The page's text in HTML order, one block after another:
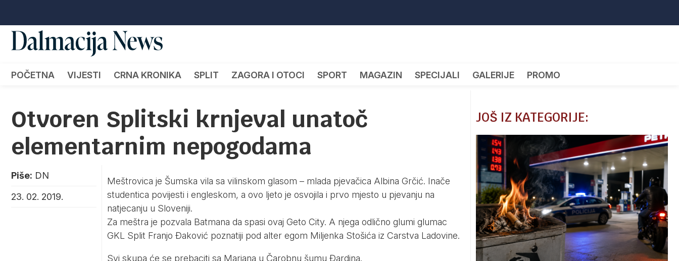
POČETNA VIJESTI CRNA KRONIKA SPLIT ZAGORA I OTOCI SPORT MAGAZIN SPECIJALI GALERIJE PROMO
Otvoren Splitski krnjeval unatoč
elementarnim nepogodama
Piše: DN
23. 02. 2019.
Meštrovica je Šumska vila sa vilinskom glasom – mlada pjevačica Albina Grčić. Inače
studentica povijesti i engleskom, a ovo ljeto je osvojila i prvo mjesto u pjevanju na
natjecanju u Sloveniji.
Za meštra je pozvala Batmana da spasi ovaj Geto City. A njega odlično glumi glumac
GKL Split Franjo Đaković poznatiji pod alter egom Miljenka Stošića iz Carstva Ladovine.
Svi skupa će se prebaciti sa Marjana u Čarobnu šumu Đardina.
JOŠ IZ KATEGORIJE: